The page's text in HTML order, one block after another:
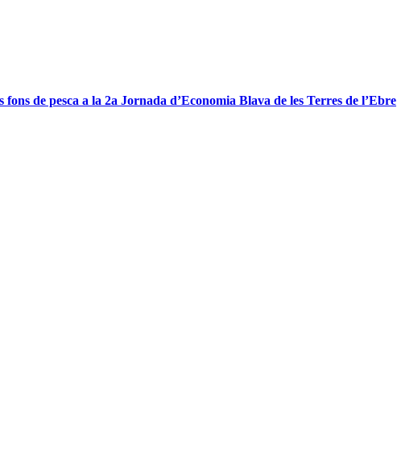
de pesca a la 2a Jornada d’Economia Blava de les Terres de l’Ebre